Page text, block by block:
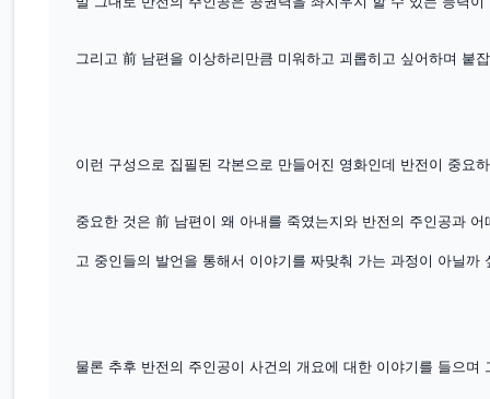
그리고 前 남편을 이상하리만큼 미워하고 괴롭히고 싶어하며 붙
이런 구성으로 집필된 각본으로 만들어진 영화인데 반전이 중요
중요한 것은 前 남편이 왜 아내를 죽였는지와 반전의 주인공과
고 중인들의 발언을 통해서 이야기를 짜맞춰 가는 과정이 아닐까
물론 추후 반전의 주인공이 사건의 개요에 대한 이야기를 들으